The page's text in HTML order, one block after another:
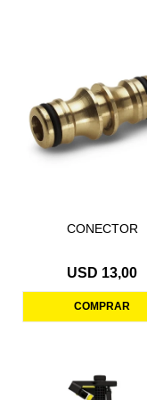
CONECTOR
USD 13,00